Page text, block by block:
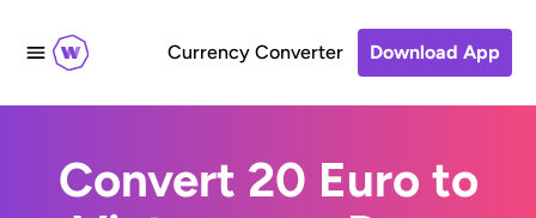
Currency Converter Download App
Convert 20 Euro to